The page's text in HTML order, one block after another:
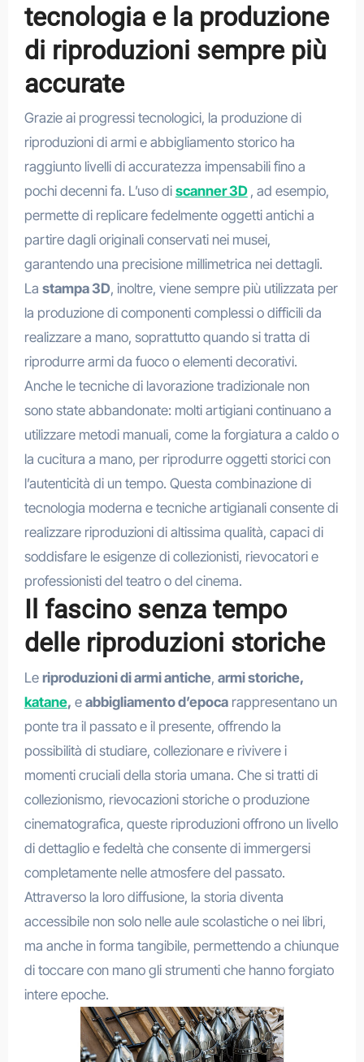
tecnologia e la produzione
di riproduzioni sempre più
accurate
Grazie ai progressi tecnologici, la produzione di
riproduzioni di armi e abbigliamento storico ha
raggiunto livelli di accuratezza impensabili fino a
pochi decenni fa. L’uso di scanner 3D , ad esempio,
permette di replicare fedelmente oggetti antichi a
partire dagli originali conservati nei musei,
garantendo una precisione millimetrica nei dettagli.
La stampa 3D, inoltre, viene sempre più utilizzata per
la produzione di componenti complessi o difficili da
realizzare a mano, soprattutto quando si tratta di
riprodurre armi da fuoco o elementi decorativi.
Anche le tecniche di lavorazione tradizionale non
sono state abbandonate: molti artigiani continuano a
utilizzare metodi manuali, come la forgiatura a caldo o
la cucitura a mano, per riprodurre oggetti storici con
l’autenticità di un tempo. Questa combinazione di
tecnologia moderna e tecniche artigianali consente di
realizzare riproduzioni di altissima qualità, capaci di
soddisfare le esigenze di collezionisti, rievocatori e
professionisti del teatro o del cinema.
Il fascino senza tempo
delle riproduzioni storiche
Le riproduzioni di armi antiche, armi storiche,
katane, e abbigliamento d’epocarappresentano un
ponte tra il passato e il presente, offrendo la
possibilità di studiare, collezionare e rivivere i
momenti cruciali della storia umana. Che si tratti di
collezionismo, rievocazioni storiche o produzione
cinematografica, queste riproduzioni offrono un livello
di dettaglio e fedeltà che consente di immergersi
completamente nelle atmosfere del passato.
Attraverso la loro diffusione, la storia diventa
accessibile non solo nelle aule scolastiche o nei libri,
ma anche in forma tangibile, permettendo a chiunque
di toccare con mano gli strumenti che hanno forgiato
intere epoche.